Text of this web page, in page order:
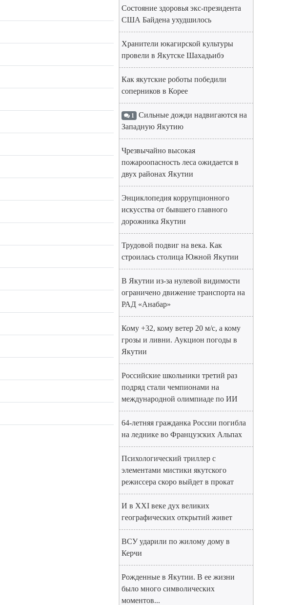
Состояние здоровья экс-президента
США Байдена ухудшилось
Хранители юкагирской культуры
провели в Якутске Шахадьибэ
Как якутские роботы победили
соперников в Корее
1 Сильные дожди надвигаются на
Западную Якутию
Чрезвычайно высокая
пожароопасность леса ожидается в
двух районах Якутии
Энциклопедия коррупционного
искусства от бывшего главного
дорожника Якутии
Трудовой подвиг на века. Как
строилась столица Южной Якутии
В Якутии из-за нулевой видимости
ограничено движение транспорта на
РАД «Анабар»
Кому +32, кому ветер 20 м/с, а кому
грозы и ливни. Аукцион погоды в
Якутии
Российские школьники третий раз
подряд стали чемпионами на
международной олимпиаде по ИИ
64-летняя гражданка России погибла
на леднике во Французских Альпах
Психологический триллер с
элементами мистики якутского
режиссера скоро выйдет в прокат
И в XXI веке дух великих
географических открытий живет
ВСУ ударили по жилому дому в
Керчи
Рожденные в Якутии. В ее жизни
было много символических
моментов...